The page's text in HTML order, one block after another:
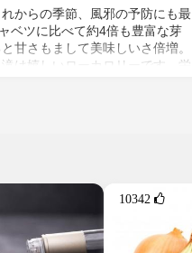
からの季節、風邪の予防にも最
ベツに比べて約4倍も豊富な芽
甘さもまして美味しいさ倍増。
滝は嬉しいローカロリーです。栄
さじ１
10342 